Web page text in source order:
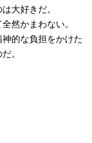
大好きだ。
然かまわない。
的な負担をかけた
。